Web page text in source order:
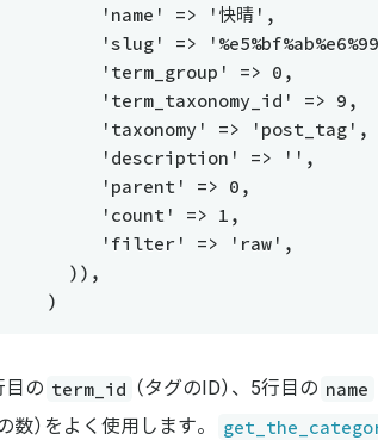
     'name' => '快晴',
'slug' =>
     'term_group' => 0,
     'term_taxonomy_id' => 9,
     'taxonomy' => 'post_tag',
     'description' => '',
     'parent' => 0,
     'count' => 1,
     'filter' => 'raw',
  )),
)
目の term_id （タグのID）、5行目の name
数）をよく使用します。